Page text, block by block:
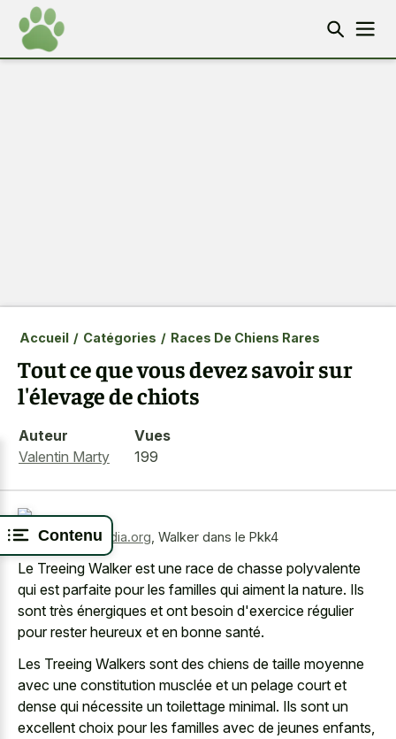
Contenu
Accueil / Catégories / Races De Chiens Rares
Tout ce que vous devez savoir sur
l'élevage de chiots
Auteur
Valentin Marty
Vues
199
Source:wikimedia.org Walker dans le Pkk4
Le Treeing Walker est une race de chasse polyvalente
qui est parfaite pour les familles qui aiment la nature. Ils
sont très énergiques et ont besoin d'exercice régulier
pour rester heureux et en bonne santé.
Les Treeing Walkers sont des chiens de taille moyenne
avec une constitution musclée et un pelage court et
dense qui nécessite un toilettage minimal. Ils sont un
excellent choix pour les familles avec de jeunes enfants,